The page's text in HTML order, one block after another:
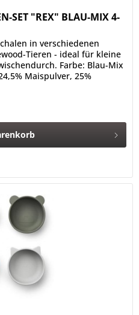
SET "REX" BLAU-MIX 4-
in verschiedenen
Tieren - ideal für kleine
Farbe: Blau-Mix
Maispulver, 25%